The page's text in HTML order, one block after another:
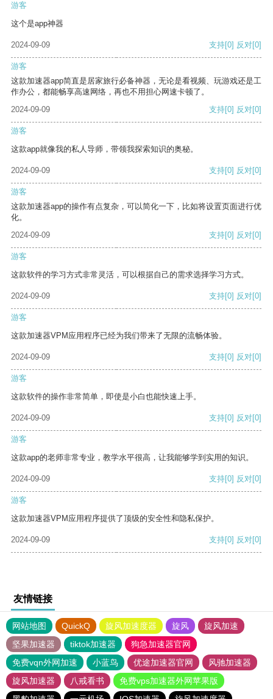
游客
这个是app神器
2024-09-09 支持[0] 反对[0]
游客
这款加速器app简直是居家旅行必备神器，无论是看视频、玩游戏还是工
作办公，都能畅享高速网络，再也不用担心网速卡顿了。
2024-09-09
支持[0] 反对[0]
游客
这款app就像我的私人导师，带领我探索知识的奥秘。
2024-09-09 支持[0] 反对[0]
游客
这款加速器app的操作有点复杂，可以简化一下，比如将设置页面进行优
化。
2024-09-09
支持[0] 反对[0]
游客
这款软件的学习方式非常灵活，可以根据自己的需求选择学习方式。
2024-09-09 支持[0] 反对[0]
游客
这款加速器VPM应用程序已经为我们带来了无限的流畅体验。
2024-09-09 支持[0] 反对[0]
游客
这款软件的操作非常简单，即使是小白也能快速上手。
2024-09-09 支持[0] 反对[0]
游客
这款app的老师非常专业，教学水平很高，让我能够学到实用的知识。
2024-09-09 支持[0] 反对[0]
游客
这款加速器VPM应用程序提供了顶级的安全性和隐私保护。
2024-09-09 支持[0] 反对[0]
友情链接
网站地图 QuickQ 旋风加速度器 旋风
旋风加速
坚果加速器
tiktok加速器
狗急加速器官网
免费vqn外网加速
小蓝鸟 优途加速器官网
风驰加速器
旋风加速器
八戒看书
免费vps加速器外网苹果版